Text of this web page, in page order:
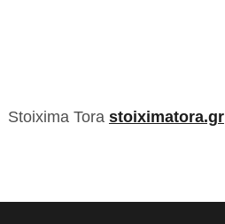
Stoixima Tora stoiximatora.gr